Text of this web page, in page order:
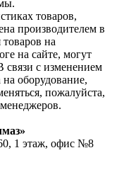
товаров,
производителем в
на
на сайте, могут
связи с изменением
оборудование,
пожалуйста,
1 этаж, офис №8